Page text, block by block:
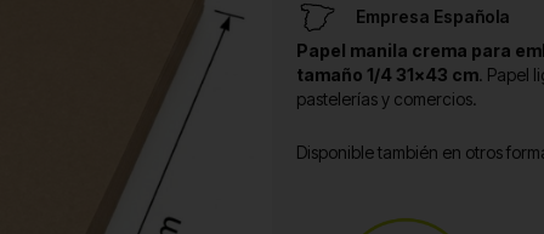
Empresa Española
Papel manila crema para
tamaño 1/4 31×43 cm. Papel
pastelerías y comercios.
Disponible también en otros